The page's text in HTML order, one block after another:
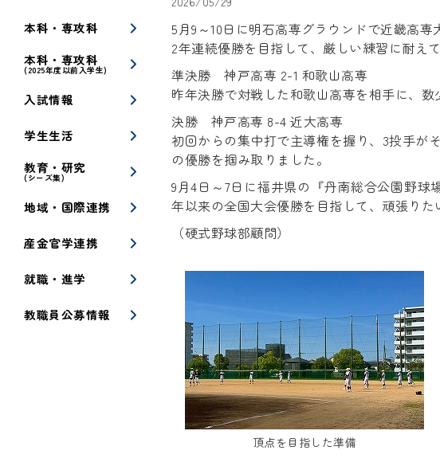
本科・専攻科
本科・専攻科
(2025年度以前入学生)
入試情報
学生生活
教育・研究
(シーズ集)
地域・国際連携
産金官学連携
就職・進学
教職員公募情報
5月9～10日に明石高専グラウンドで近畿高専
2年連続優勝を目指して、厳しい練習に耐え
準決勝 神戸高専 2-1 和歌山高専
昨年決勝で対戦した和歌山高専を相手に、
決勝 神戸高専 8-4 近大高専
初回からの集中打で主導権を握り、3投手が
の優勝を掴み取りました。
9月4日～7日に福井県の『丹南総合公園野
年以来の全国大会優勝を目指して、頑張り
（硬式野球部顧問）
頂点を目指した準備